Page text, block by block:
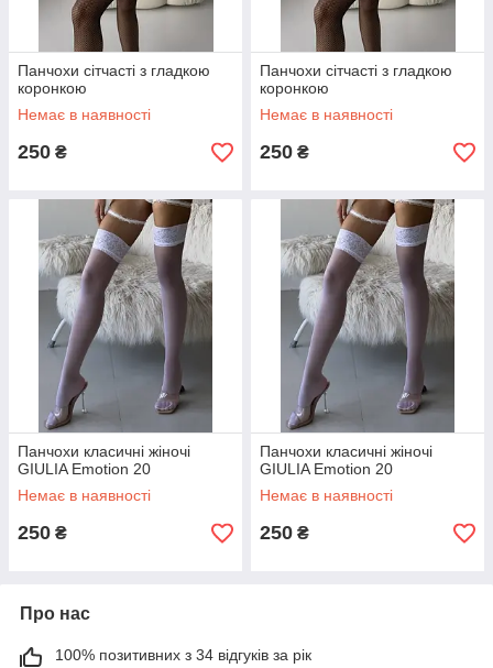
Панчохи сітчасті з гладкою
коронкою
Немає в наявності
250 ₴
Панчохи сітчасті з гладкою
коронкою
Немає в наявності
250 ₴
Панчохи класичні жіночі
GIULIA Emotion 20
Немає в наявності
250 ₴
Панчохи класичні жіночі
GIULIA Emotion 20
Немає в наявності
250 ₴
Про нас
100% позитивних з 34 відгуків за рік